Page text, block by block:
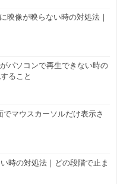
映像が映らない時の対処法｜
パソコンで再生できない時の
ること
マウスカーソルだけ表示さ
時の対処法｜どの段階で止ま